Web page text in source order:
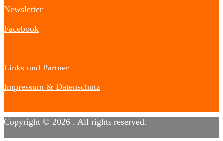
Newsletter
Facebook
Links und Partner
Impressum & Datenschutz
Copyright © 2026 . All rights reserved.